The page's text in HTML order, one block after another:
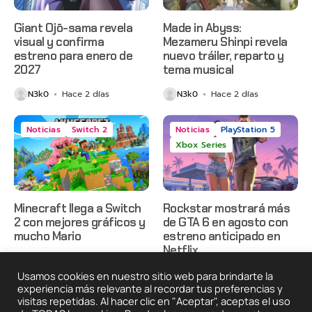
Giant Ojō-sama revela
visual y confirma
estreno para enero de
2027
N3k0 Hace 2 días
Made in Abyss:
Mezameru Shinpi revela
nuevo tráiler, reparto y
tema musical
N3k0 Hace 2 días
Noticias Switch 2
Minecraft llega a Switch
2 con mejores gráficos y
mucho Mario
Noticias
PlayStation 5
Xbox Series
Rockstar mostrará más
de GTA 6 en agosto con
estreno anticipado en
Netflix
N3k0 Hace 3 días
Usamos cookies en nuestro sitio web para brindarte la
experiencia más relevante al recordar tus preferencias y
visitas repetidas. Al hacer clic en "Aceptar", aceptas el uso